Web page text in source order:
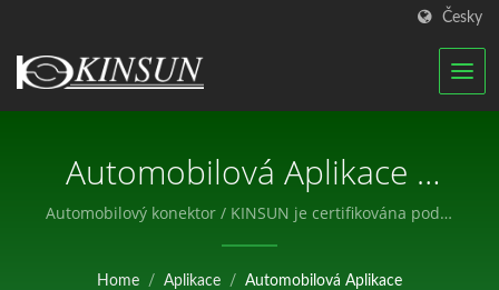
Česky
Automobilová Aplikace |
Certifikovaný Výrobce RF
Antén A Vodotěsných
Automobilový konektor / KINSUN je certifikována podle
ISO-9001, ISO-14001 a udržujeme dobře organizovaný
Home / Aplikace / Automobilová Aplikace